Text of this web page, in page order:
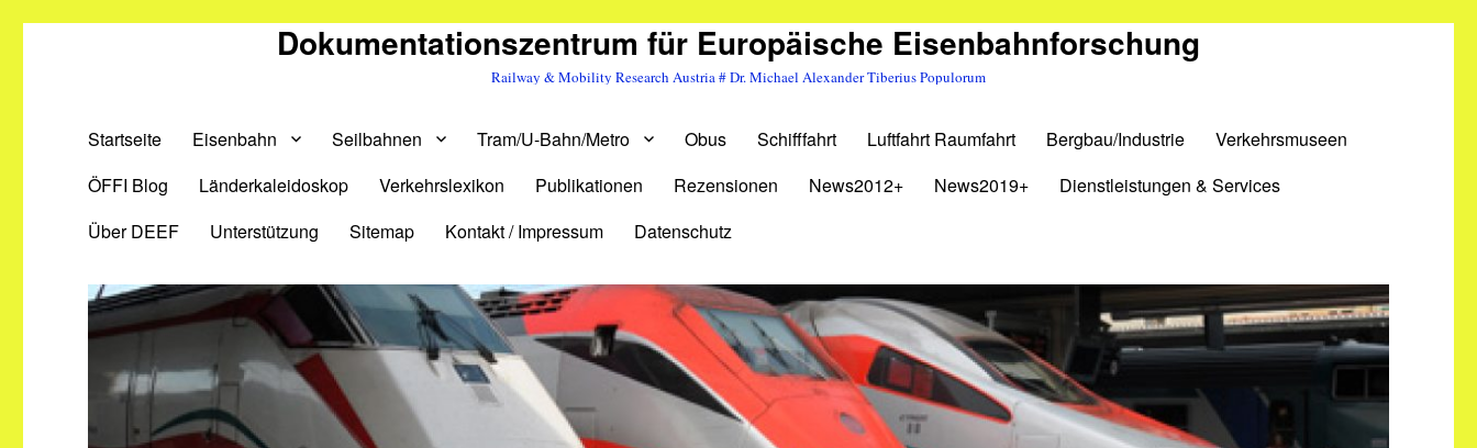
Dokumentationszentrum für Europäische Eisenbahnforschung
Railway & Mobility Research Austria # Dr. Michael Alexander Tiberius Populorum
Startseite Eisenbahn Seilbahnen Tram/U-Bahn/Metro Obus Schifffahrt Luftfahrt Raumfahrt Bergbau/Industrie
Verkehrsmuseen
ÖFFI Blog
Länderkaleidoskop Verkehrslexikon Publikationen Rezensionen News2012+ News2019+
Dienstleistungen & Services
Über DEEF
Unterstützung Sitemap Kontakt / Impressum Datenschutz